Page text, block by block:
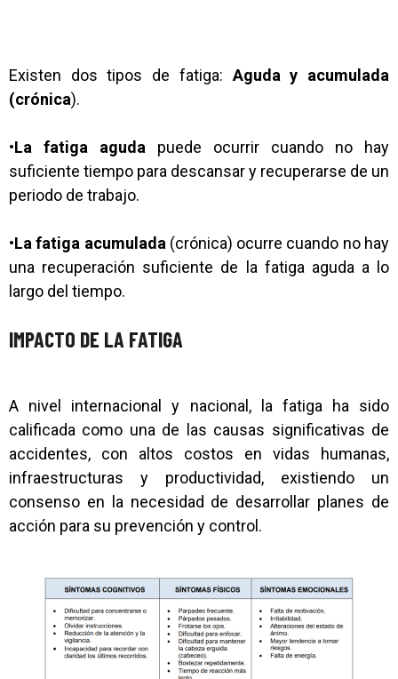
Existen dos tipos de fatiga: Aguda y acumulada
(crónica).
•La fatiga aguda puede ocurrir cuando no hay
suficiente tiempo para descansar y recuperarse de un
periodo de trabajo.
•La fatiga acumulada (crónica) ocurre cuando no hay
una recuperación suficiente de la fatiga aguda a lo
largo del tiempo.
IMPACTO DE LA FATIGA
A nivel internacional y nacional, la fatiga ha sido
calificada como una de las causas significativas de
accidentes, con altos costos en vidas humanas,
infraestructuras y productividad, existiendo un
consenso en la necesidad de desarrollar planes de
acción para su prevención y control.